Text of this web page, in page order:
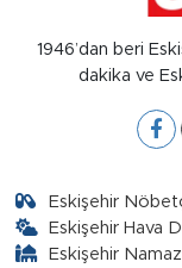
1946’dan beri
dakika ve
Eskişehir
Eskişehir Hava
Eskişehir